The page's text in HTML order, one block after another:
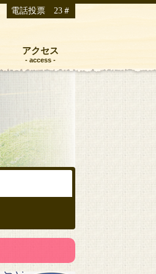
電話投票 23＃
アクセス